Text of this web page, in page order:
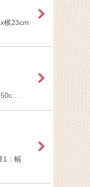
横23cm
1：幅